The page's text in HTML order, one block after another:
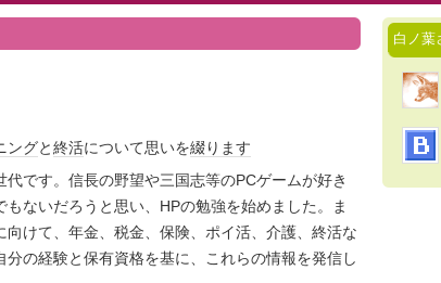
ングと終活について思いを綴り ます
です。信長の野望や三国志等のPCゲームが好き
もないだろうと思い、HPの勉強を始めました。ま
向けて、年金、税金、保険、ポイ活、介護、終活な
分の経験と保有資格を基に、これらの情報を発信し
白ノ葉